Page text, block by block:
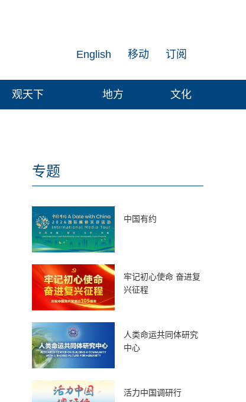
订阅
移动
English
观天下 地方 文化
专题
中国有约
牢记初心使命 奋进复
兴征程
人类命运共同体研究
中心
活力中国调研行